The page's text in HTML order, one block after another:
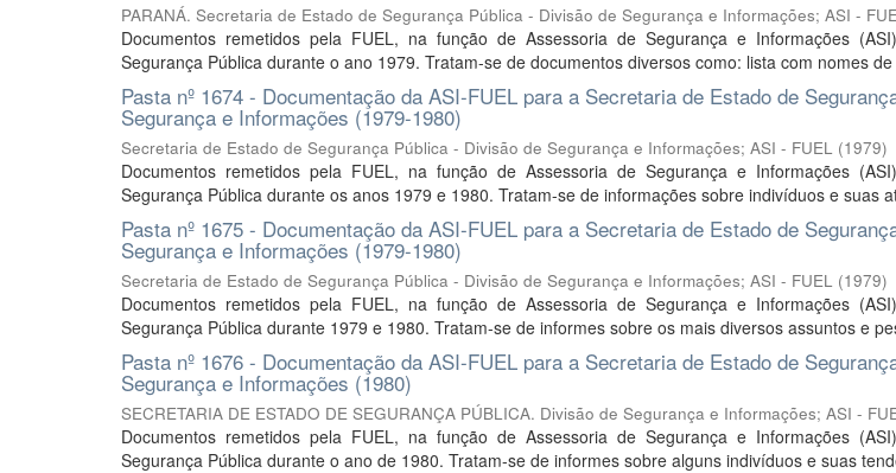
PARANÁ. Secretaria de Estado de Segurança Pública - Divisão de Segurança e Informações; ASI -
Documentos remetidos pela FUEL, na função de Assessoria de Segurança e Informações
Segurança Pública durante o ano 1979. Tratam-se de documentos diversos como: lista com nomes
Pasta nº 1674 - Documentação da ASI-FUEL para a Secretaria de Estado de
Segurança e Informações (1979-1980)
Secretaria de Estado de Segurança Pública - Divisão de Segurança e Informações; ASI - FUEL (1979)
Documentos remetidos pela FUEL, na função de Assessoria de Segurança e Informações
Segurança Pública durante os anos 1979 e 1980. Tratam-se de informações sobre indivíduos e suas
Pasta nº 1675 - Documentação da ASI-FUEL para a Secretaria de Estado de
Segurança e Informações (1979-1980)
Secretaria de Estado de Segurança Pública - Divisão de Segurança e Informações; ASI - FUEL (1979)
Documentos remetidos pela FUEL, na função de Assessoria de Segurança e Informações
Segurança Pública durante 1979 e 1980. Tratam-se de informes sobre os mais diversos assuntos e
Pasta nº 1676 - Documentação da ASI-FUEL para a Secretaria de Estado de
Segurança e Informações (1980)
SECRETARIA DE ESTADO DE SEGURANÇA PÚBLICA. Divisão de Segurança e Informações; ASI -
Documentos remetidos pela FUEL, na função de Assessoria de Segurança e Informações
Segurança Pública durante o ano de 1980. Tratam-se de informes sobre alguns indivíduos e suas